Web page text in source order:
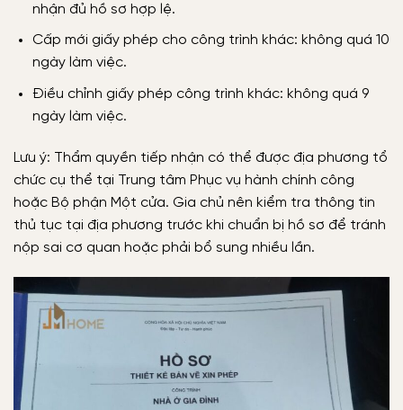
nhận đủ hồ sơ hợp lệ.
Cấp mới giấy phép cho công trình khác: không quá 10
ngày làm việc.
Điều chỉnh giấy phép công trình khác: không quá 9
ngày làm việc.
Lưu ý: Thẩm quyền tiếp nhận có thể được địa phương tổ
chức cụ thể tại Trung tâm Phục vụ hành chính công
hoặc Bộ phận Một cửa. Gia chủ nên kiểm tra thông tin
thủ tục tại địa phương trước khi chuẩn bị hồ sơ để tránh
nộp sai cơ quan hoặc phải bổ sung nhiều lần.